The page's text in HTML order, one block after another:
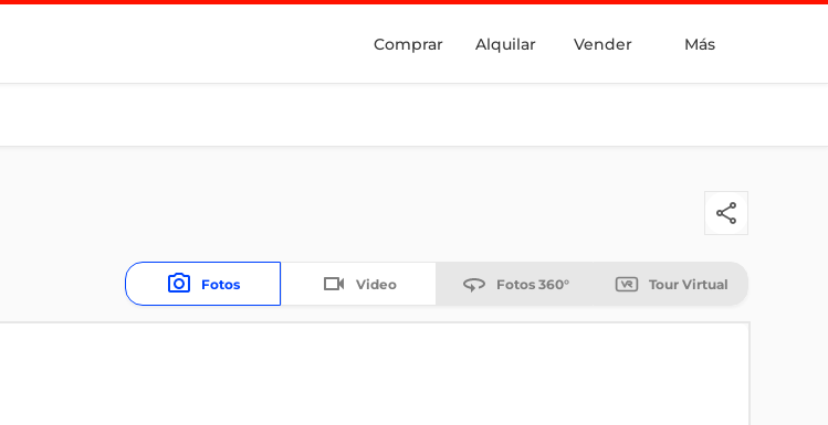
Comprar Alquilar Vender Más
Fotos Video Fotos 360° Tour Virtual